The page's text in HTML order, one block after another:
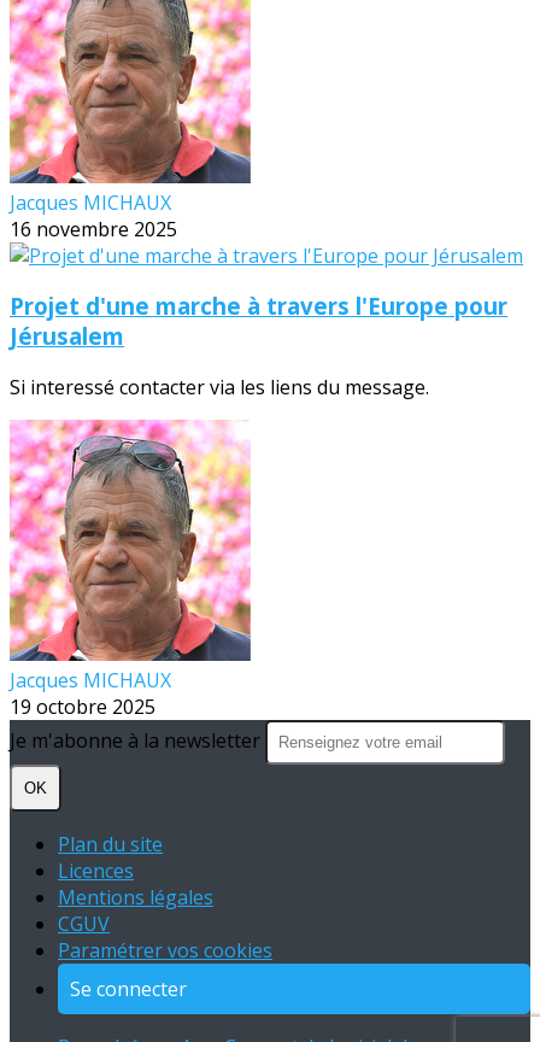
Jacques MICHAUX
16 novembre 2025
Projet d'une marche à travers l'Europe pour
Jérusalem
Si interessé contacter via les liens du message.
Jacques MICHAUX
19 octobre 2025
Je m'abonne à la newsletter
OK
Plan du site
Licences
Mentions légales
CGUV
Paramétrer vos cookies
Se connecter